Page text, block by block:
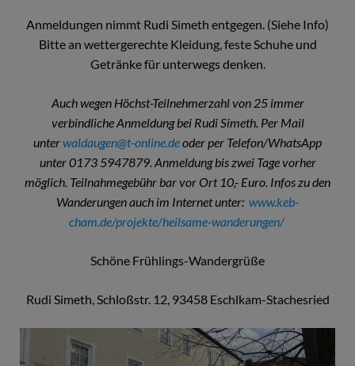
Anmeldungen nimmt Rudi Simeth entgegen. (Siehe Info)
Bitte an wettergerechte Kleidung, feste Schuhe und
Getränke für unterwegs denken.
Auch wegen Höchst-Teilnehmerzahl von 25 immer
verbindliche Anmeldung bei Rudi Simeth. Per Mail
unterwaldaugen@t-online.deoder per Telefon/WhatsApp
unter 0173 5947879. Anmeldung bis zwei Tage vorher
möglich. Teilnahmegebühr bar vor Ort 10,- Euro. Infos zu den
Wanderungen auch im Internet unter: www.keb-
cham.de/projekte/heilsame-wanderungen/
Schöne Frühlings-Wandergrüße
Rudi Simeth, Schloßstr. 12, 93458 Eschlkam-Stachesried